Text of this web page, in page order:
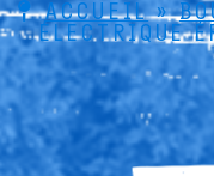
ACCUEIL»
ÉLECTRIQUE